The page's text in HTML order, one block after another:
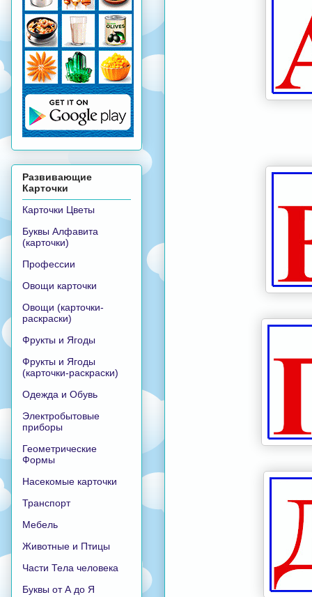
Развивающие
Карточки
Карточки Цветы
Буквы Алфавита
(карточки)
Профессии
Овощи карточки
Овощи (карточки-
раскраски)
Фрукты и Ягоды
Фрукты и Ягоды
(карточки-раскраски)
Одежда и Обувь
Электробытовые
приборы
Геометрические
Формы
Насекомые карточки
Транспорт
Мебель
Животные и Птицы
Части Тела человека
Буквы от А до Я